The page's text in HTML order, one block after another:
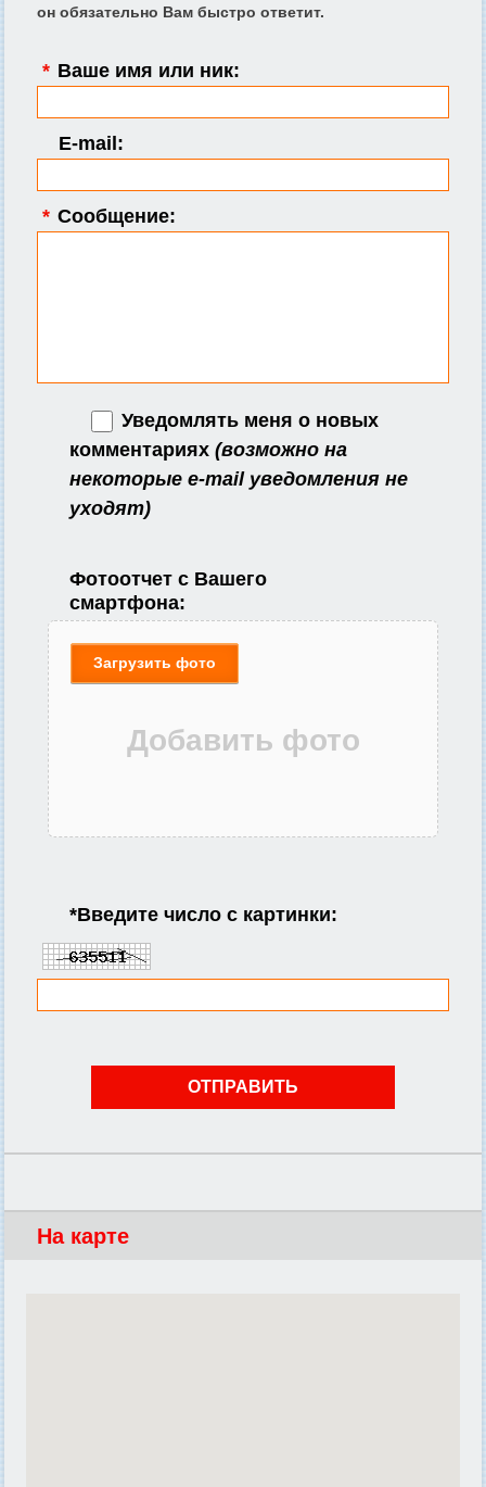
он обязательно Вам быстро ответит.
* Ваше имя или ник:
E-mail:
* Сообщение:
Уведомлять меня о новых
комментариях (возможно на
некоторые e-mail уведомления не
уходят)
Фотоотчет с Вашего
смартфона:
Загрузить фото
*Введите число с картинки:
На карте